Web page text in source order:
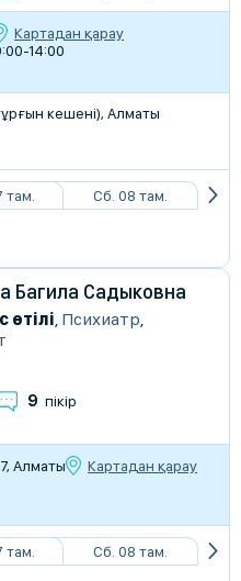
Картадан қарау
14:00
кешені), Алматы
там. Сб. 08 там.
Багила Садыковна
, Психиатр,
9 пікір
Алматы
Картадан қарау
там. Сб. 08 там.